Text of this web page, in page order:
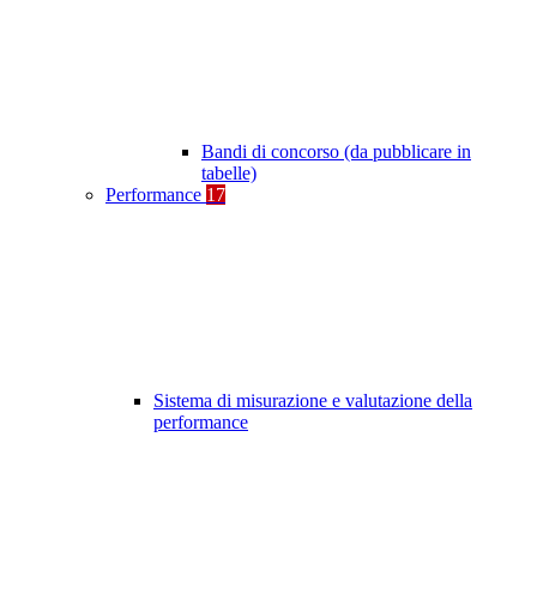
Bandi di concorso (da pubblicare in
tabelle)
Performance 17
Sistema di misurazione e valutazione della
performance